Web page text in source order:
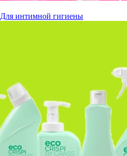
Для интимной гигиены